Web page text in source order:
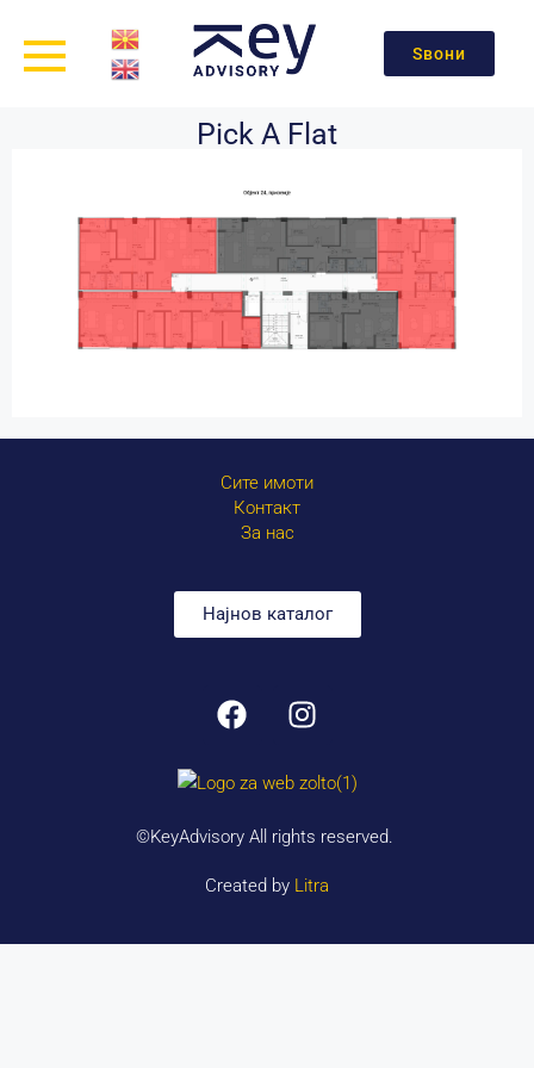
Ѕвони
Pick A Flat
Сите имоти
Контакт
За нас
Најнов каталог
©KeyAdvisory All rights reserved.
Created by Litra